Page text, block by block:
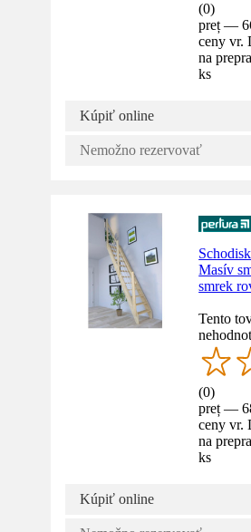
(0)
preț —
ceny vr.
na
ks
Kúpiť online
Nemožno rezervovať
Masív
smrek
Tento
(0)
preț —
ceny vr.
na
ks
Kúpiť online